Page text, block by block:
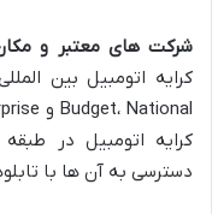
شرکت های معتبر و
کرایه اتومبیل در
دسترسی به آن ها با